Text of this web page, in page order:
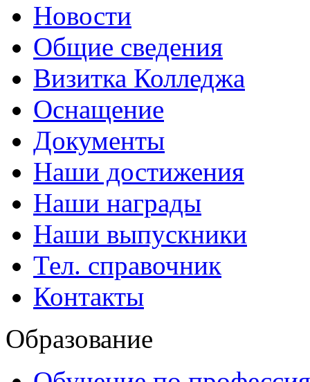
Новости
Общие сведения
Визитка Колледжа
Оснащение
Документы
Наши достижения
Наши награды
Наши выпускники
Тел. справочник
Контакты
Образование